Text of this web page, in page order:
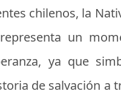
chilenos, la
un
ya que
de salvación a